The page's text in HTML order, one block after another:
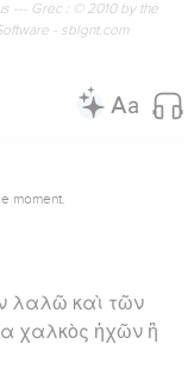
--- Grec : © 2010 by the
- sblgnt.com
moment.
λαλῶ καὶ τῶν
χαλκὸς ἠχῶν ἢ